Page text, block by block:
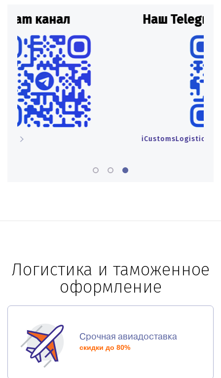
Наш Telegram канал
iCustomsLogistics
Логистика и таможенное
оформление
Срочная авиадоставка
скидки до 80%